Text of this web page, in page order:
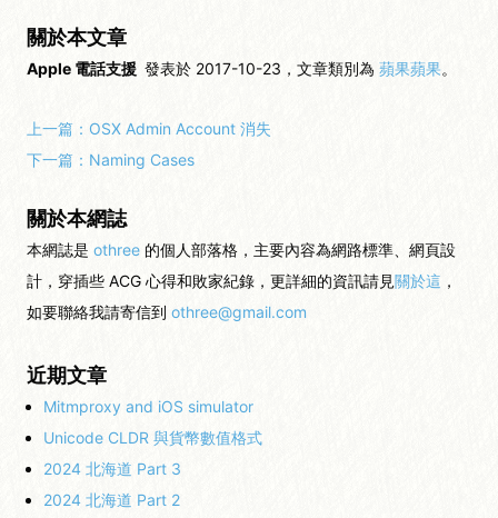
關於本文章
Apple 電話支援 發表於 2017-10-23，文章類別為 蘋果蘋果。
上一篇： OSX Admin Account 消失
下一篇： Naming Cases
關於本網誌
本網誌是 othree 的個人部落格，主要內容為網路標準、網頁設
計，穿插些 ACG 心得和敗家紀錄，更詳細的資訊請見關於這 ，
如要聯絡我請寄信到 othree@gmail.com
近期文章
Mitmproxy and iOS simulator
Unicode CLDR 與貨幣數值格式
2024 北海道 Part 3
2024 北海道 Part 2